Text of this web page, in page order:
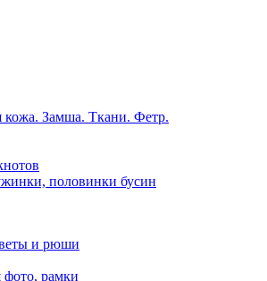
кожа. Замша. Ткани. Фетр.
половинки бусин
и рюши
фото, рамки